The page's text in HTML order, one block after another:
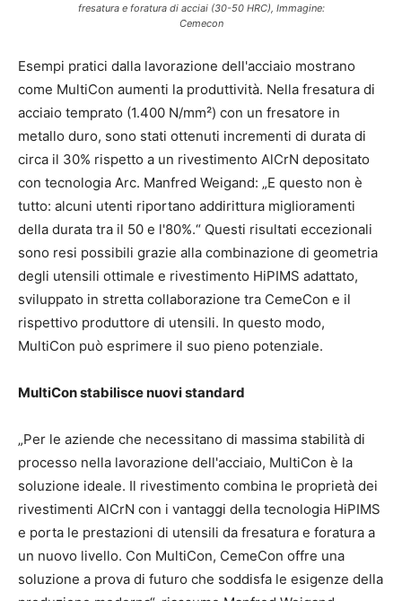
fresatura e foratura di acciai (30-50 HRC), Immagine:
Cemecon
Esempi pratici dalla lavorazione dell'acciaio mostrano
come MultiCon aumenti la produttività. Nella fresatura di
acciaio temprato (1.400 N/mm²) con un fresatore in
metallo duro, sono stati ottenuti incrementi di durata di
circa il 30% rispetto a un rivestimento AlCrN depositato
con tecnologia Arc. Manfred Weigand: „E questo non è
tutto: alcuni utenti riportano addirittura miglioramenti
della durata tra il 50 e l'80%.“ Questi risultati eccezionali
sono resi possibili grazie alla combinazione di geometria
degli utensili ottimale e rivestimento HiPIMS adattato,
sviluppato in stretta collaborazione tra CemeCon e il
rispettivo produttore di utensili. In questo modo,
MultiCon può esprimere il suo pieno potenziale.
MultiCon stabilisce nuovi standard
„Per le aziende che necessitano di massima stabilità di
processo nella lavorazione dell'acciaio, MultiCon è la
soluzione ideale. Il rivestimento combina le proprietà dei
rivestimenti AlCrN con i vantaggi della tecnologia HiPIMS
e porta le prestazioni di utensili da fresatura e foratura a
un nuovo livello. Con MultiCon, CemeCon offre una
soluzione a prova di futuro che soddisfa le esigenze della